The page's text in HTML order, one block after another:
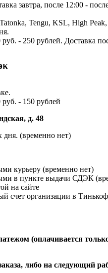
завтра, после 12:00 -
Tengu, KSL, High
- 250 рублей. Доставка
- 150 рублей
д. 48
дня. (временно нет)
курьеру (временно нет)
в пункте выдачи СДЭК
на сайте
счет организации в
(оплачивается
либо на следующий